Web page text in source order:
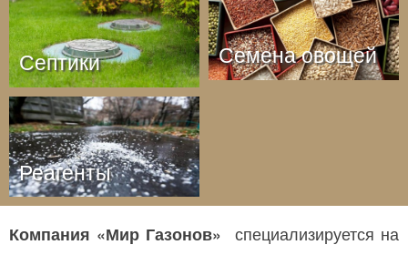
Септики Семена овощей
Реагенты
Компания «Мир Газонов» специализируется на